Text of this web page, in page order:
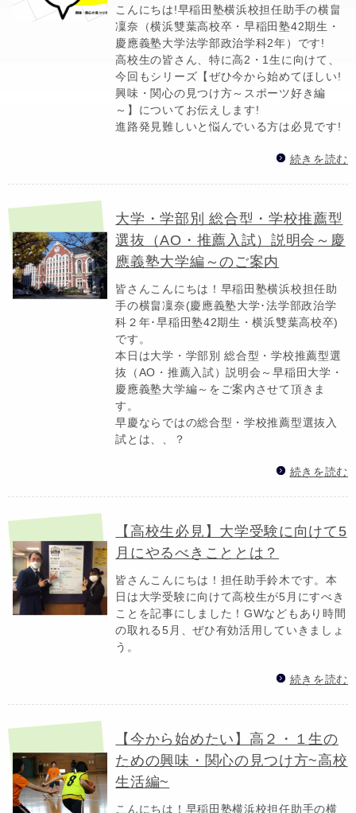
こんにちは!早稲田塾横浜校担任助手の横畠
凜奈（横浜雙葉高校卒・早稲田塾42期生・
慶應義塾大学法学部政治学科2年）です!
高校生の皆さん、特に高2・1生に向けて、
今回もシリーズ【ぜひ今から始めてほしい!
興味・関心の見つけ方～スポーツ好き編
～】についてお伝えします!
進路発見難しいと悩んでいる方は必見です!
続きを読む
大学・学部別 総合型・学校推薦型
選抜（AO・推薦入試）説明会～慶
應義塾大学編～のご案内
皆さんこんにちは！早稲田塾横浜校担任助
手の横畠凜奈(慶應義塾大学･法学部政治学
科２年･早稲田塾42期生・横浜雙葉高校卒)
です。
本日は大学・学部別 総合型・学校推薦型選
抜（AO・推薦入試）説明会～早稲田大学・
慶應義塾大学編～をご案内させて頂きま
す。
早慶ならではの総合型・学校推薦型選抜入
試とは、、？
続きを読む
【高校生必見】大学受験に向けて5
月にやるべきこととは？
皆さんこんにちは！担任助手鈴木です。本
日は大学受験に向けて高校生が5月にすべき
ことを記事にしました！GWなどもあり時間
の取れる5月、ぜひ有効活用していきましょ
う。
続きを読む
【今から始めたい】高２・１生の
ための興味・関心の見つけ方~高校
生活編~
こんにちは！早稲田塾横浜校担任助手の横